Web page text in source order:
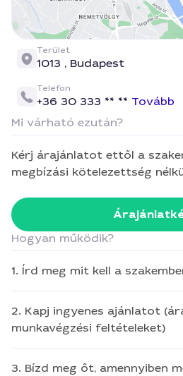
Terület
1013 , Budapest
Telefon
+36 30 333 ** ** Tovább
Mi várható ezután?
Kérj árajánlatot ettől a
megbízási kötelezettség
Hogyan működik?
1. Írd meg mit kell a
2. Kapj ingyenes ajánlatot
munkavégzési feltételeket)
3. Bízd meg őt, amennyiben